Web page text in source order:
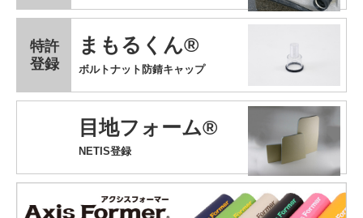
まもるくん®
特許
登録
ボルトナット防錆キャップ
目地フォーム®
NETIS登録